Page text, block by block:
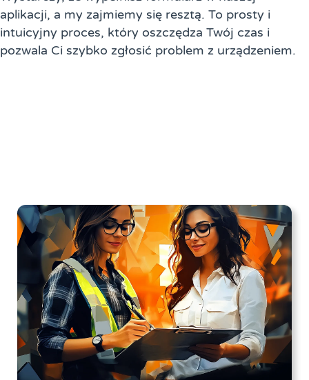
aplikacji, a my zajmiemy się resztą. To prosty i
intuicyjny proces, który oszczędza Twój czas i
pozwala Ci szybko zgłosić problem z urządzeniem.